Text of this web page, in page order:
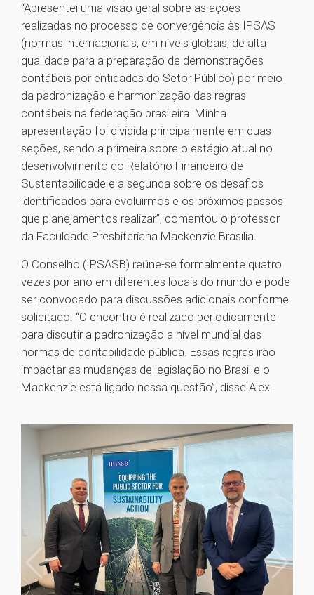
“Apresentei uma visão geral sobre as ações
realizadas no processo de convergência às IPSAS
(normas internacionais, em níveis globais, de alta
qualidade para a preparação de demonstrações
contábeis por entidades do Setor Público) por meio
da padronização e harmonização das regras
contábeis na federação brasileira. Minha
apresentação foi dividida principalmente em duas
seções, sendo a primeira sobre o estágio atual no
desenvolvimento do Relatório Financeiro de
Sustentabilidade e a segunda sobre os desafios
identificados para evoluirmos e os próximos passos
que planejamentos realizar”, comentou o professor
da Faculdade Presbiteriana Mackenzie Brasília.
O Conselho (IPSASB) reúne-se formalmente quatro
vezes por ano em diferentes locais do mundo e pode
ser convocado para discussões adicionais conforme
solicitado. “O encontro é realizado periodicamente
para discutir a padronização a nível mundial das
normas de contabilidade pública. Essas regras irão
impactar as mudanças de legislação no Brasil e o
Mackenzie está ligado nessa questão”, disse Alex.